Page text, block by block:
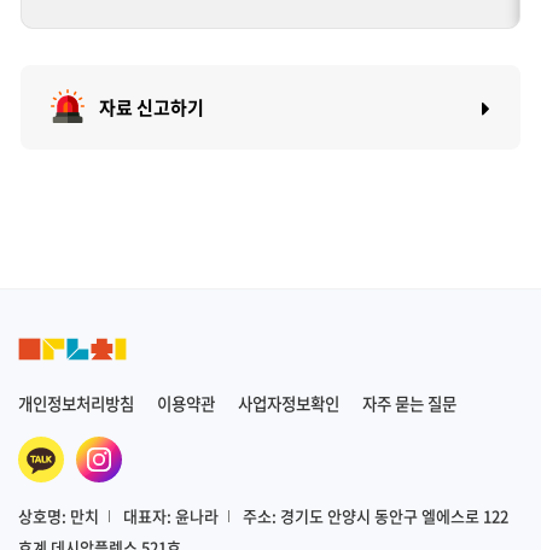
자료 신고하기
개인정보처리방침 이용약관 사업자정보확인 자주 묻는 질문
상호명: 만치 대표자: 윤나라
주소: 경기도 안양시 동안구 엘에스로 122